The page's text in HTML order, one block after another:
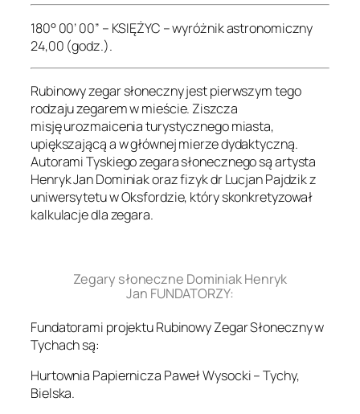
180° 00’ 00” – KSIĘŻYC – wyróżnik astronomiczny
24,00 (godz.).
Rubinowy zegar słoneczny jest pierwszym tego
rodzaju zegarem w mieście. Ziszcza
misję urozmaicenia turystycznego miasta,
upiększającą a w głównej mierze dydaktyczną.
Autorami Tyskiego zegara słonecznego są artysta
Henryk Jan Dominiak oraz fizyk dr Lucjan Pajdzik z
uniwersytetu w Oksfordzie, który skonkretyzował
kalkulacje dla zegara.
Zegary słoneczne Dominiak Henryk
Jan FUNDATORZY:
Fundatorami projektu Rubinowy Zegar Słoneczny w
Tychach są:
Hurtownia Papiernicza Paweł Wysocki – Tychy,
Bielska.